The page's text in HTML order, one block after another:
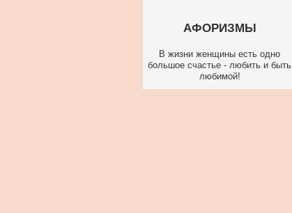
АФОРИЗМЫ
В жизни женщины есть одно
большое счастье - любить и быть
любимой!